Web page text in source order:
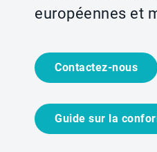
européennes et
Contactez-nous
Guide sur la